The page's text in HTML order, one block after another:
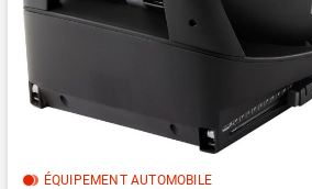
ÉQUIPEMENT AUTOMOBILE